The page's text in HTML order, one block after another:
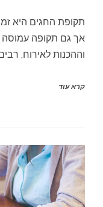
תקופת החגים היא
אך גם תקופה עמוסה
וההכנות לאירוח,
קרא עוד